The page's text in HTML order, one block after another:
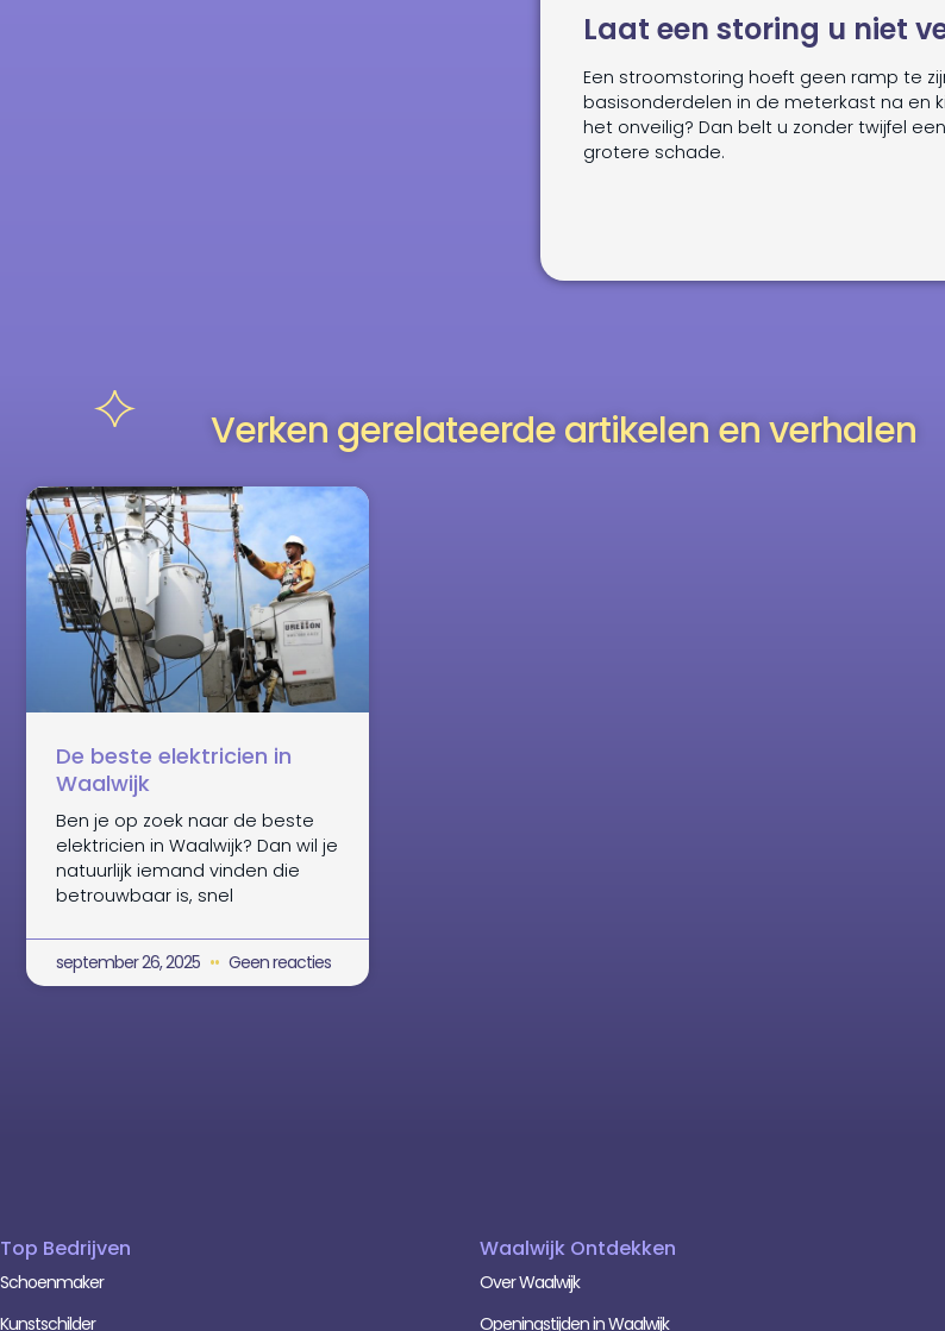
Laat een storing u niet
Een stroomstoring hoeft geen ramp te
basisonderdelen in de meterkast na en
het onveilig? Dan belt u zonder twijfel
grotere schade.
Verken gerelateerde artikelen en verhalen
De beste elektricien in
Waalwijk
Ben je op zoek naar de beste
elektricien in Waalwijk? Dan wil je
natuurlijk iemand vinden die
betrouwbaar is, snel
september 26, 2025 Geen reacties
Top Bedrijven
Schoenmaker
Kunstschilder
Waalwijk Ontdekken
Over Waalwijk
Openingstijden in Waalwijk